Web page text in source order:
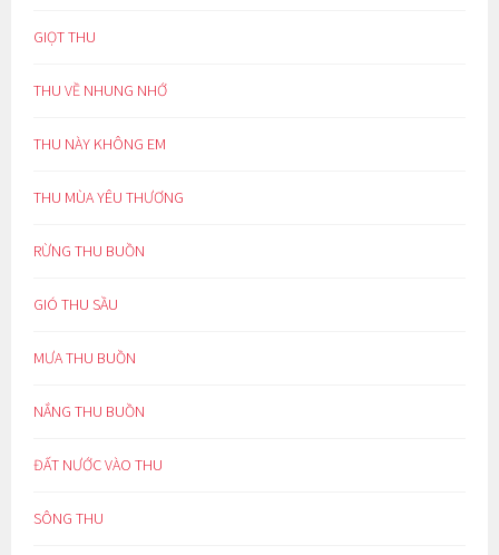
GIỌT THU
THU VỀ NHUNG NHỚ
THU NÀY KHÔNG EM
THU MÙA YÊU THƯƠNG
RỪNG THU BUỒN
GIÓ THU SẦU
MƯA THU BUỒN
NẮNG THU BUỒN
ĐẤT NƯỚC VÀO THU
SÔNG THU